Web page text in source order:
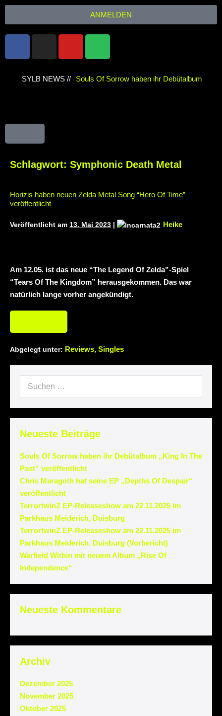
SYLB NEWS // Souls Of Sorrow haben ihr Debütalbum
22.11.2025 im Parkhaus Meiderich,
Duisburg (Vorbericht)
24.10.2025 im ROTTSTR5-THEATER,
Bochum
ANMELDEN
Schlagwort: Symphonic Death Metal
Horizis haben neuen Zelda Metal Song “Hero Of Time”
veröffentlicht
Veröffentlicht am 13. Mai 2023 | Heike
Am 12.05. ist das neue “The Legend Of Zelda”-Spiel
“Tears Of The Kingdom” herausgekommen. Das war
natürlich lange vorher angekündigt.
Abgelegt unter: Reviews, Singles
Neueste Beiträge
Souls Of Sorrow haben ihr Debütalbum „King In The
Past“ veröffentlicht
Chris Maragoth hat seine EP „Depths Of Despair“
veröffentlicht
TerrortwinZ EP-Releaseshow am 22.11.2025 im
Parkhaus Meiderich, Duisburg
TerrortwinZ EP-Releaseshow am 22.11.2025 im
Parkhaus Meiderich, Duisburg (Vorbericht)
Warfield Within mit neuem Album „Rise Of
Independence“
Neueste Kommentare
Archiv
Dezember 2025
November 2025
Oktober 2025